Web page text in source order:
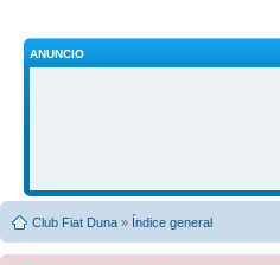
ANUNCIO
Club Fiat Duna » Índice general